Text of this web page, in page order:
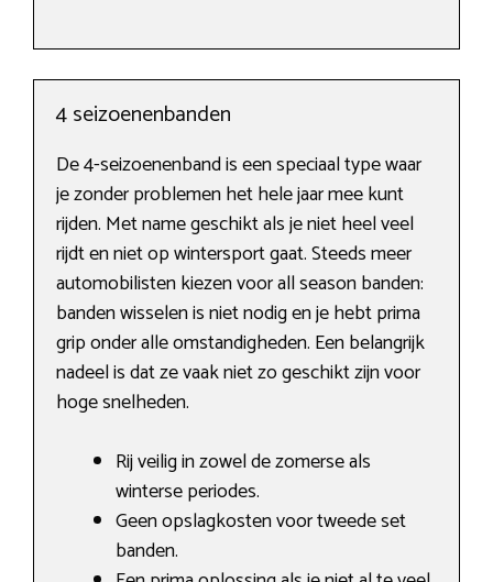
4 seizoenenbanden
De 4-seizoenenband is een speciaal type waar
je zonder problemen het hele jaar mee kunt
rijden. Met name geschikt als je niet heel veel
rijdt en niet op wintersport gaat. Steeds meer
automobilisten kiezen voor all season banden:
banden wisselen is niet nodig en je hebt prima
grip onder alle omstandigheden. Een belangrijk
nadeel is dat ze vaak niet zo geschikt zijn voor
hoge snelheden.
Rij veilig in zowel de zomerse als
winterse periodes.
Geen opslagkosten voor tweede set
banden.